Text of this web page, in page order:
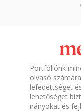
Portfóliónk
olvasó
lefedettséget
lehetőséget
irányokat és